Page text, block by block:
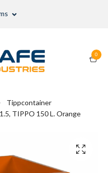
0
Tippcontainer
TIPPO 150 L. Orange